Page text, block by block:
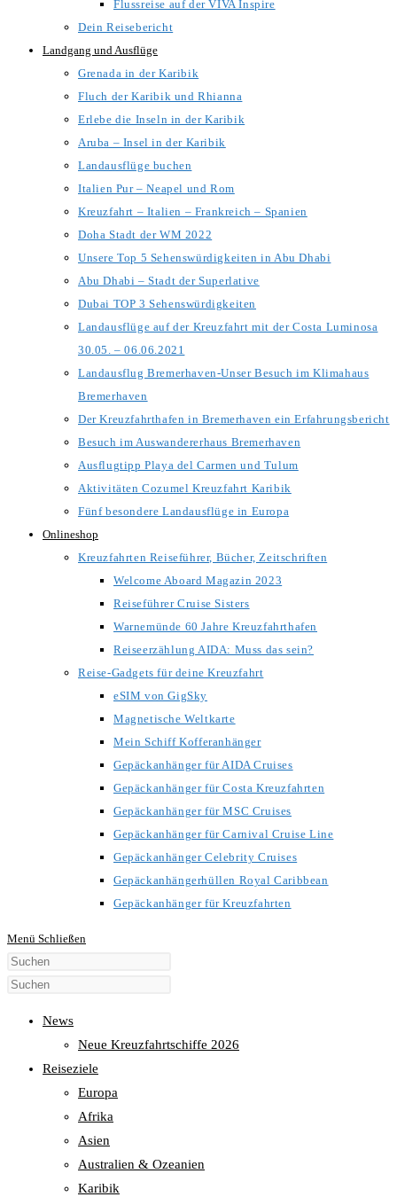
Flussreise auf der VIVA Inspire
Dein Reisebericht
Landgang und Ausflüge
Grenada in der Karibik
Fluch der Karibik und Rhianna
Erlebe die Inseln in der Karibik
Aruba – Insel in der Karibik
Landausflüge buchen
Italien Pur – Neapel und Rom
Kreuzfahrt – Italien – Frankreich – Spanien
Doha Stadt der WM 2022
Unsere Top 5 Sehenswürdigkeiten in Abu Dhabi
Abu Dhabi – Stadt der Superlative
Dubai TOP 3 Sehenswürdigkeiten
Landausflüge auf der Kreuzfahrt mit der Costa Luminosa
30.05. – 06.06.2021
Landausflug Bremerhaven-Unser Besuch im Klimahaus
Bremerhaven
Der Kreuzfahrthafen in Bremerhaven ein Erfahrungsbericht
Besuch im Auswandererhaus Bremerhaven
Ausflugtipp Playa del Carmen und Tulum
Aktivitäten Cozumel Kreuzfahrt Karibik
Fünf besondere Landausflüge in Europa
Onlineshop
Kreuzfahrten Reiseführer, Bücher, Zeitschriften
Welcome Aboard Magazin 2023
Reiseführer Cruise Sisters
Warnemünde 60 Jahre Kreuzfahrthafen
Reiseerzählung AIDA: Muss das sein?
Reise-Gadgets für deine Kreuzfahrt
eSIM von GigSky
Magnetische Weltkarte
Mein Schiff Kofferanhänger
Gepäckanhänger für AIDA Cruises
Gepäckanhänger für Costa Kreuzfahrten
Gepäckanhänger für MSC Cruises
Gepäckanhänger für Carnival Cruise Line
Gepäckanhänger Celebrity Cruises
Gepäckanhängerhüllen Royal Caribbean
Gepäckanhänger für Kreuzfahrten
Menü Schließen
Diese
Website
News
Neue Kreuzfahrtschiffe 2026
Reiseziele
Europa
Afrika
Asien
Australien & Ozeanien
Karibik